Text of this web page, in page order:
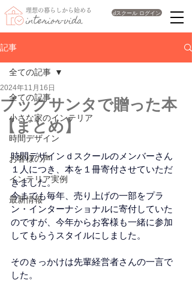
interior-vida
理想の暮らしから始める dスクール ログイン
記事
全ての記事
小さな家のインテリア
時間デザイン
お客様の声
インテリア実例
最新情報
全ての記事
ブックサンタで贈った本
【まとめ】
2024年11月16日
時間デザインｄスクールのメンバーさん
１人につき、本を１冊寄付させていただ
きました。
今までも毎年、売り上げの一部をプラ
ン・インターナショナルに寄付していた
のですが、今年からお客様も一緒に参加
してもらうスタイルにしました。
そのきっかけは先輩経営者さんの一言で
した。